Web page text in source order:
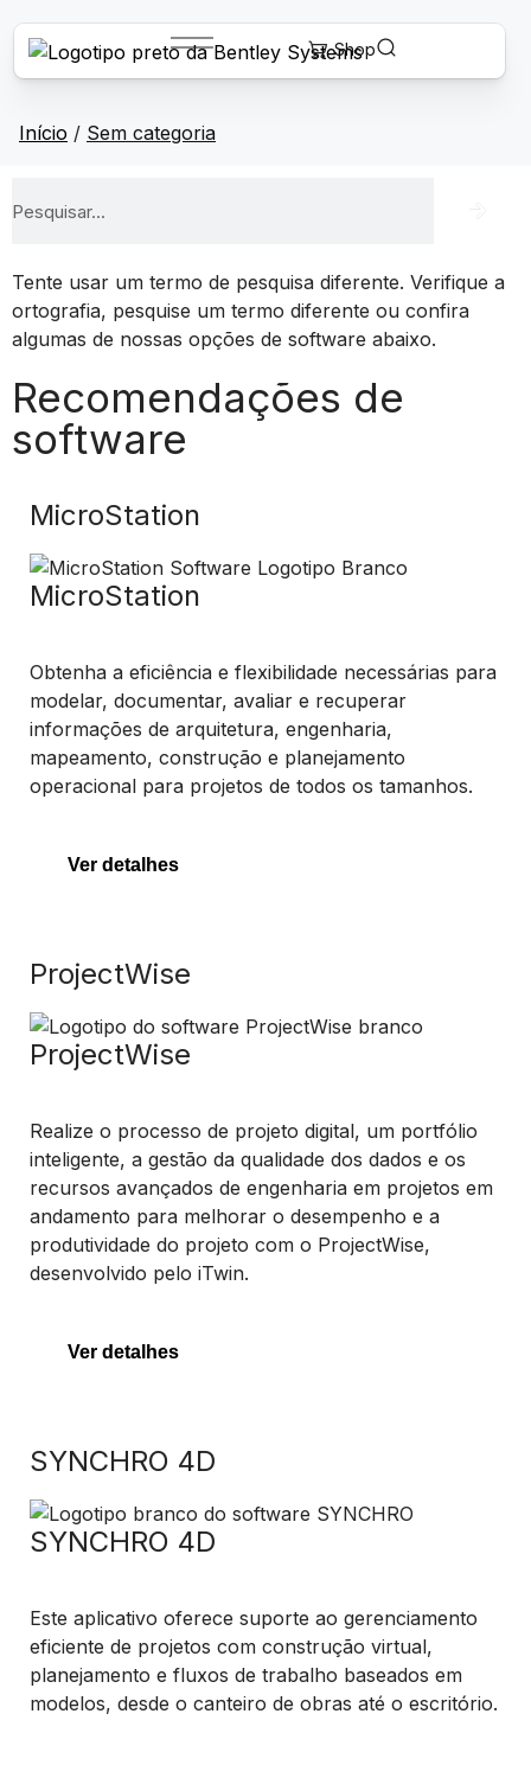
Início / Sem categoria
Tente usar um termo de pesquisa diferente. Verifique a
ortografia, pesquise um termo diferente ou confira
algumas de nossas opções de software abaixo.
Recomendações de
software
MicroStation
MicroStation
Obtenha a eficiência e flexibilidade necessárias para
modelar, documentar, avaliar e recuperar
informações de arquitetura, engenharia,
mapeamento, construção e planejamento
operacional para projetos de todos os tamanhos.
Ver detalhes
ProjectWise
ProjectWise
Realize o processo de projeto digital, um portfólio
inteligente, a gestão da qualidade dos dados e os
recursos avançados de engenharia em projetos em
andamento para melhorar o desempenho e a
produtividade do projeto com o ProjectWise,
desenvolvido pelo iTwin.
Ver detalhes
SYNCHRO 4D
SYNCHRO 4D
Este aplicativo oferece suporte ao gerenciamento
eficiente de projetos com construção virtual,
planejamento e fluxos de trabalho baseados em
modelos, desde o canteiro de obras até o escritório.